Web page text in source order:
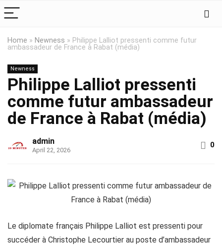
Home » Newness » Philippe Lalliot pressenti comme futur
ambassadeur de France à Rabat (média)
Newness
Philippe Lalliot pressenti
comme futur ambassadeur
de France à Rabat (média)
admin
April 22, 2026
0
Le diplomate français Philippe Lalliot est pressenti pour
succéder à Christophe Lecourtier au poste d’ambassadeur